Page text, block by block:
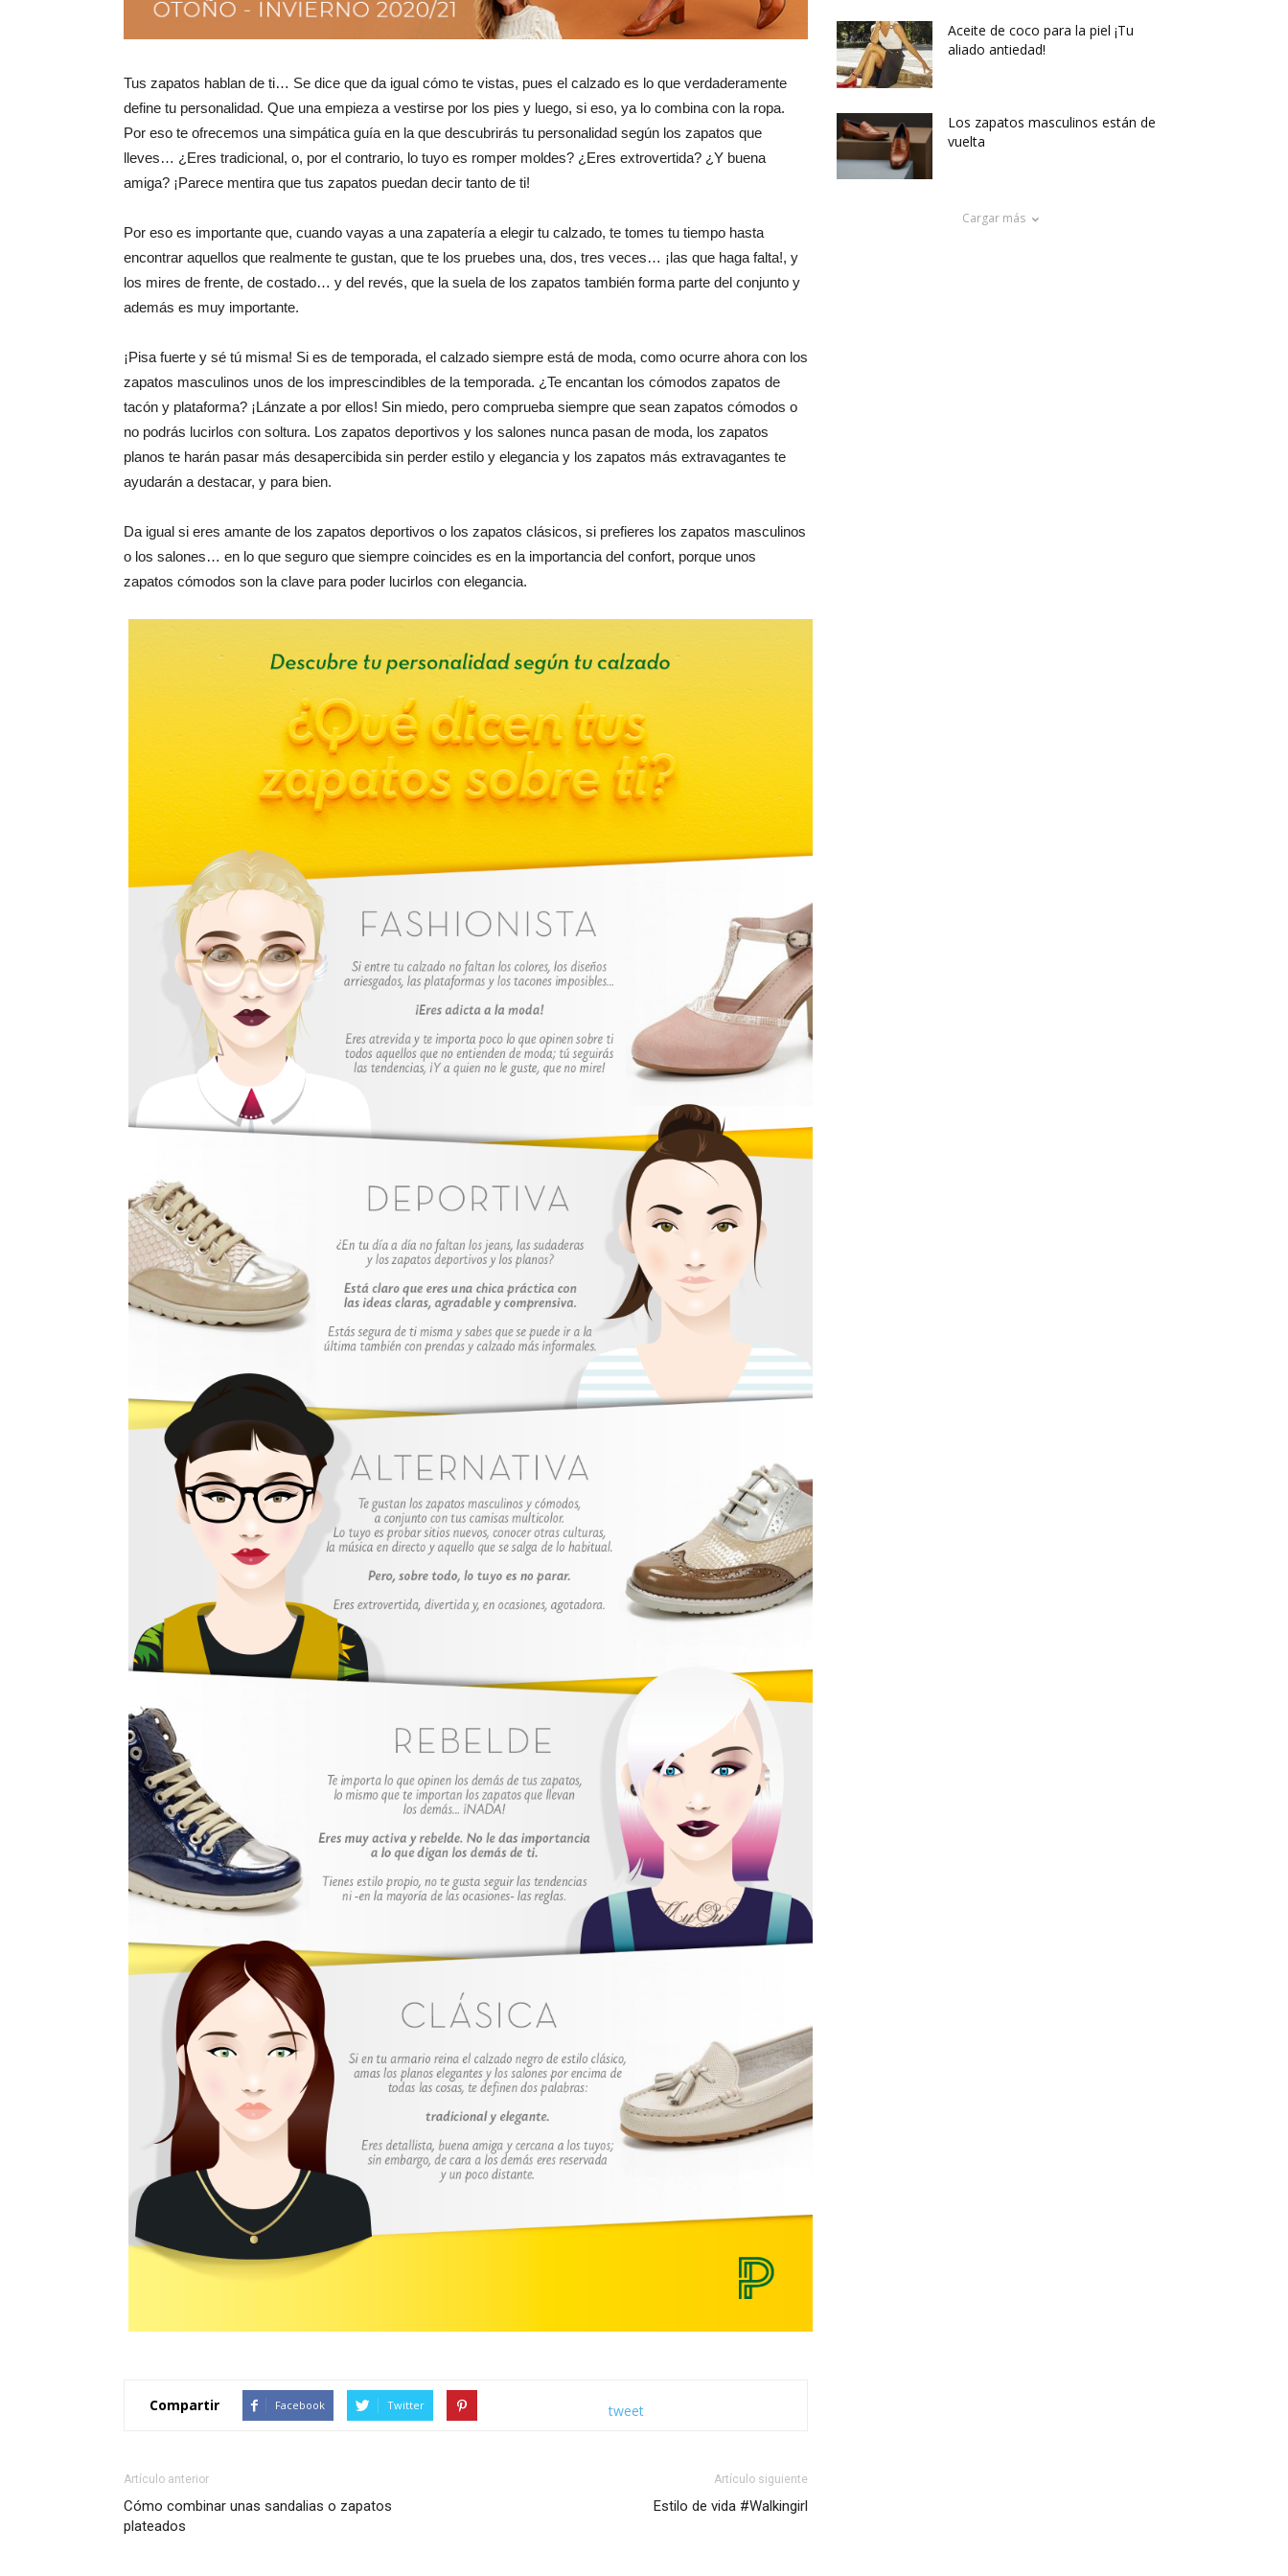
Tus zapatos hablan de ti… Se dice que da igual cómo te vistas, pues el calzado es lo que verdaderamente
define tu personalidad. Que una empieza a vestirse por los pies y luego, si eso, ya lo combina con la ropa.
Por eso te ofrecemos una simpática guía en la que descubrirás tu personalidad según los zapatos que
lleves… ¿Eres tradicional, o, por el contrario, lo tuyo es romper moldes? ¿Eres extrovertida? ¿Y buena
amiga? ¡Parece mentira que tus zapatos puedan decir tanto de ti!
Por eso es importante que, cuando vayas a una zapatería a elegir tu calzado, te tomes tu tiempo hasta
encontrar aquellos que realmente te gustan, que te los pruebes una, dos, tres veces… ¡las que haga falta!, y
los mires de frente, de costado… y del revés, que la suela de los zapatos también forma parte del conjunto y
además es muy importante.
¡Pisa fuerte y sé tú misma! Si es de temporada, el calzado siempre está de moda, como ocurre ahora con los
zapatos masculinos unos de los imprescindibles de la temporada. ¿Te encantan los cómodos zapatos de
tacón y plataforma? ¡Lánzate a por ellos! Sin miedo, pero comprueba siempre que sean zapatos cómodos o
no podrás lucirlos con soltura. Los zapatos deportivos y los salones nunca pasan de moda, los zapatos
planos te harán pasar más desapercibida sin perder estilo y elegancia y los zapatos más extravagantes te
ayudarán a destacar, y para bien.
Da igual si eres amante de los zapatos deportivos o los zapatos clásicos, si prefieres los zapatos masculinos
o los salones… en lo que seguro que siempre coincides es en la importancia del confort, porque unos
zapatos cómodos son la clave para poder lucirlos con elegancia.
Compartir Facebook Twitter tweet
Artículo anterior
Cómo combinar unas sandalias o zapatos
plateados
Artículo siguiente
Estilo de vida #Walkingirl
Aceite de coco para la piel ¡Tu
aliado antiedad!
Los zapatos masculinos están de
vuelta
Cargar más